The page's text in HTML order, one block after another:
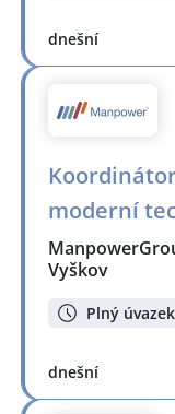
dnešní
moderní
Vyškov
Plný úvazek
dnešní